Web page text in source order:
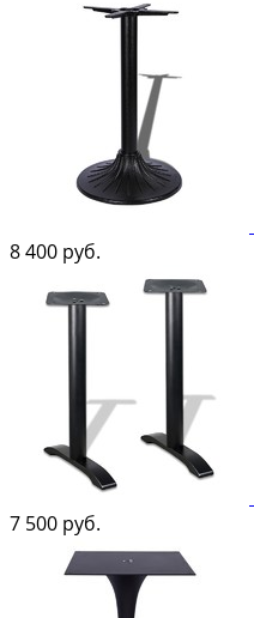
8 400 руб.
7 500 руб.